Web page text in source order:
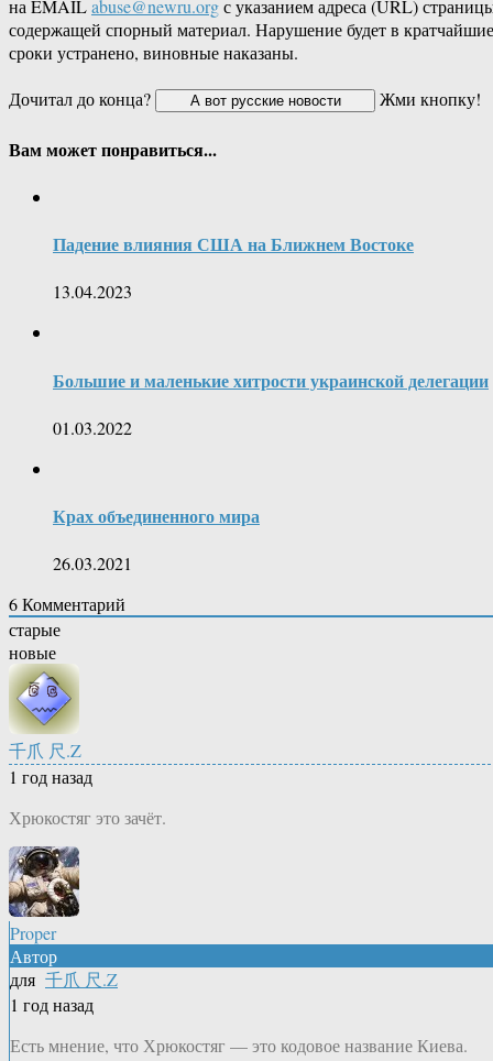
на EMAILabuse@newru.orgс указанием адреса (URL)
содержащей спорный материал. Нарушение будет в кратчайшие
сроки устранено, виновные наказаны.
Дочитал до конца?
Жми кнопку!
Вам может понравиться...
Падение влияния США на Ближнем Востоке
13.04.2023
Большие и маленькие хитрости украинской делегации
01.03.2022
Крах объединенного мира
26.03.2021
6Комментарий
старые
новые
千爪 尺.Z
1 год назад
Хрюкостяг это зачёт.
Proper
Автор
для 千爪 尺.Z
1 год назад
Есть мнение, что Хрюкостяг — это кодовое название Киева.